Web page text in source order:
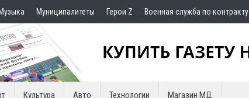
Музыка Муниципалитеты Герои Z Военная служба по контракту
Культура Авто Технологии Магазин МД